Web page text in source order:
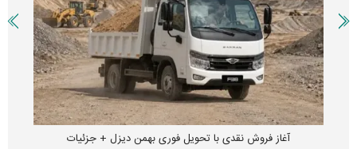
آغاز فروش نقدی با تحویل فوری بهمن دیزل + جزئیات